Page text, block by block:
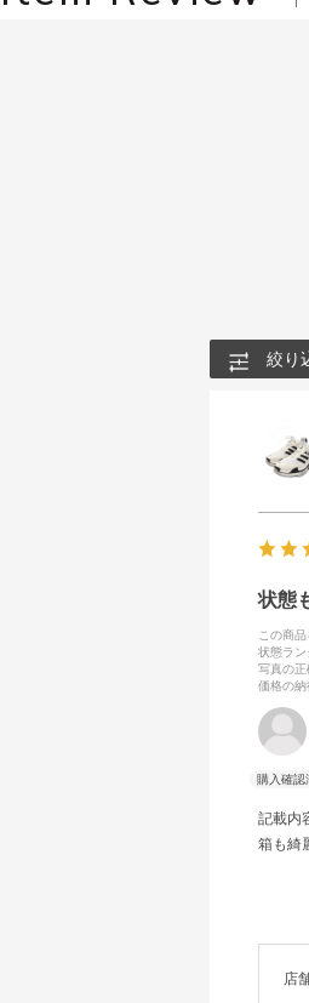
絞り
状態
この商
状態ラン
写真の正
価格の納
記載内
箱も綺
店